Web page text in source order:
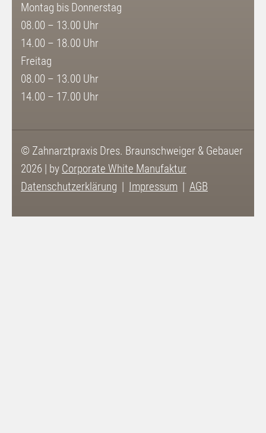
Montag bis Donnerstag
08.00 – 13.00 Uhr
14.00 – 18.00 Uhr
Freitag
08.00 – 13.00 Uhr
14.00 – 17.00 Uhr
© Zahnarztpraxis Dres. Braunschweiger & Gebauer
2026 | by Corporate White Manufaktur
Datenschutzerklärung
Impressum AGB